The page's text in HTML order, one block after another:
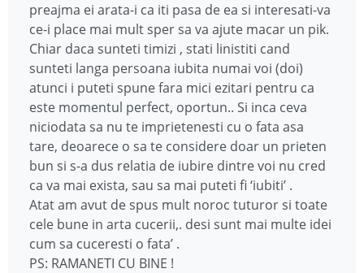
preajma ei arata-i ca iti pasa de ea si interesati-va
ce-i place mai mult sper sa va ajute macar un pik.
Chiar daca sunteti timizi , stati linistiti cand
sunteti langa persoana iubita numai voi (doi)
atunci i puteti spune fara mici ezitari pentru ca
este momentul perfect, oportun.. Si inca ceva
niciodata sa nu te imprietenesti cu o fata asa
tare, deoarece o sa te considere doar un prieten
bun si s-a dus relatia de iubire dintre voi nu cred
ca va mai exista, sau sa mai puteti fi ‘iubiti’ .
Atat am avut de spus mult noroc tuturor si toate
cele bune in arta cucerii,. desi sunt mai multe idei
cum sa cuceresti o fata’ .
PS: RAMANETI CU BINE !